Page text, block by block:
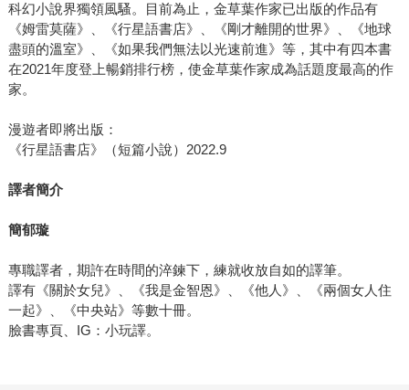
科幻小說界獨領風騷。目前為止，金草葉作家已出版的作品有
《姆雷莫薩》、《行星語書店》、《剛才離開的世界》、《地球
盡頭的溫室》、《如果我們無法以光速前進》等，其中有四本書
在2021年度登上暢銷排行榜，使金草葉作家成為話題度最高的作
家。
漫遊者即將出版：
《行星語書店》（短篇小說）2022.9
譯者簡介
簡郁璇
專職譯者，期許在時間的淬鍊下，練就收放自如的譯筆。
譯有《關於女兒》、《我是金智恩》、《他人》、《兩個女人住
一起》、《中央站》等數十冊。
臉書專頁、IG：小玩譯。